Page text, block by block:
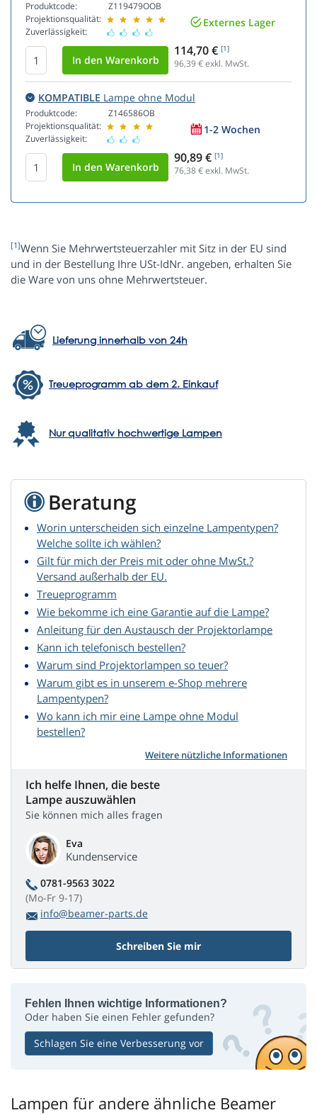
Produktcode:
Projektionsqualität:
Zuverlässigkeit:
Z119479OOB
Externes Lager
114,70 € [1]
96,39€ exkl. MwSt.
KOMPATIBLE Lampe ohne Modul
Produktcode:
Projektionsqualität:
Zuverlässigkeit:
Z146586OB
1-2 Wochen
90,89 € [1]
76,38€ exkl. MwSt.
[1]Wenn Sie Mehrwertsteuerzahler mit Sitz in der EU sind
und in der Bestellung Ihre USt-IdNr. angeben, erhalten Sie
die Ware von uns ohne Mehrwertsteuer.
Lieferung innerhalb von 24h
Treueprogramm ab dem 2. Einkauf
Nur qualitativ hochwertige Lampen
Beratung
Worin unterscheiden sich einzelne Lampentypen?
Welche sollte ich wählen?
Gilt für mich der Preis mit oder ohne MwSt.?
Versand außerhalb der EU.
Treueprogramm
Wie bekomme ich eine Garantie auf die Lampe?
Anleitung für den Austausch der Projektorlampe
Kann ich telefonisch bestellen?
Warum sind Projektorlampen so teuer?
Warum gibt es in unserem e-Shop mehrere
Lampentypen?
Wo kann ich mir eine Lampe ohne Modul
bestellen?
Weitere nützliche Informationen
Ich helfe Ihnen, die beste
Lampe auszuwählen
Sie können mich alles fragen
Eva
Kundenservice
0781-9563 3022
(Mo-Fr 9-17)
info@beamer-parts.de
Schreiben Sie mir
Fehlen Ihnen wichtige Informationen?
Oder haben Sie einen Fehler gefunden?
Schlagen Sie eine Verbesserung vor
Lampen für andere ähnliche Beamer